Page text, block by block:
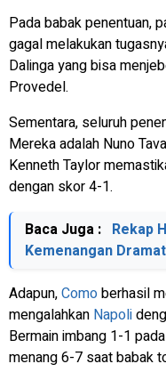
Pada babak penentuan,
gagal melakukan
Dalinga yang bisa
Provedel.
Sementara, seluruh
Mereka adalah Nuno
Kenneth Taylor
dengan skor 4-1.
Baca Juga : Rekap
Kemenangan
Adapun,Comoberhasil
mengalahkan Napoli
Bermain imbang 1-1
menang 6-7 saat babak